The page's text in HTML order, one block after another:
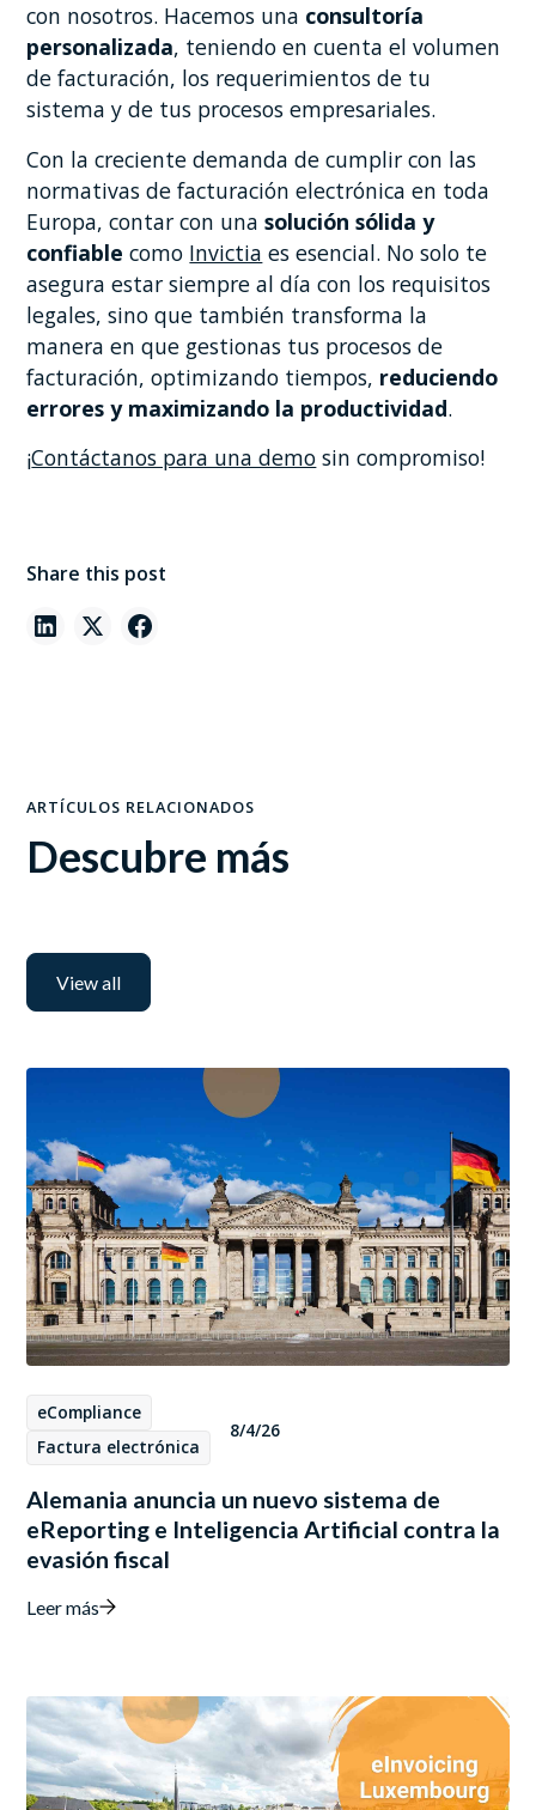
con nosotros. Hacemos una consultoría
personalizada, teniendo en cuenta el volumen
de facturación, los requerimientos de tu
sistema y de tus procesos empresariales.
Con la creciente demanda de cumplir con las
normativas de facturación electrónica en toda
Europa, contar con unasolución sólida y
confiable como Invictia es esencial. No solo te
asegura estar siempre al día con los requisitos
legales, sino que también transforma la
manera en que gestionas tus procesos de
facturación, optimizando tiempos, reduciendo
errores y maximizando la productividad.
¡Contáctanos para una demo sin compromiso!
Share this post
ARTÍCULOS RELACIONADOS
Descubre más
View all
eCompliance
Factura electrónica
8/4/26
Alemania anuncia un nuevo sistema de
eReporting e Inteligencia Artificial contra la
evasión fiscal
Leer más